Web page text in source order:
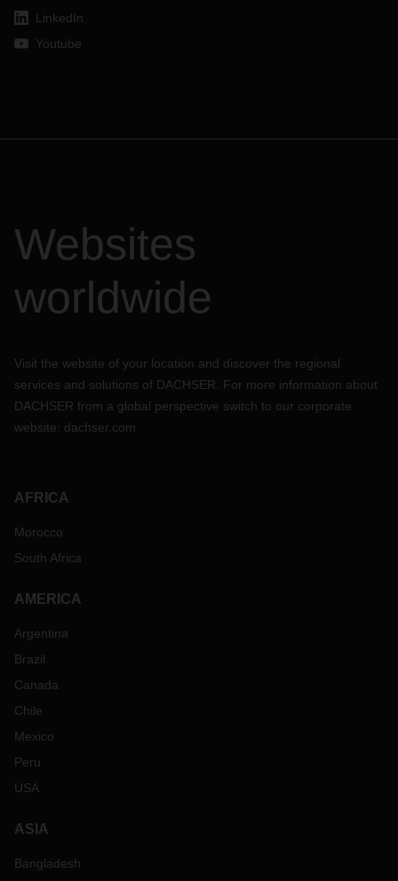
LinkedIn
Youtube
Websites
worldwide
Visit the website of your location and discover the regional
services and solutions of DACHSER. For more information about
DACHSER from a global perspective switch to our corporate
website: dachser.com
AFRICA
Morocco
South Africa
AMERICA
Argentina
Brazil
Canada
Chile
Mexico
Peru
USA
ASIA
Bangladesh